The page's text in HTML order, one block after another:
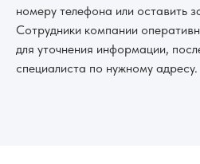
номеру телефона или оставить
Сотрудники компании
для уточнения информации,
специалиста по нужному адресу.